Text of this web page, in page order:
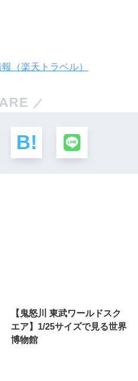
（楽天トラベル）
【鬼怒川 東武ワールドスク
エア】1/25サイズで見る世界
博物館